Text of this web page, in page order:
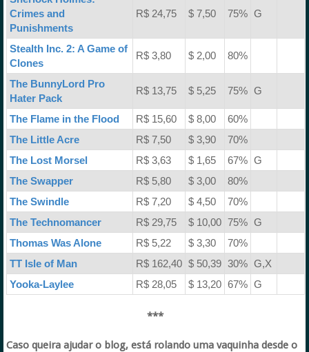
Crimes and
Punishments
R$ 24,75 $ 7,50 75% G
Stealth Inc. 2: A Game of
Clones
R$ 3,80 $ 2,00 80%
The BunnyLord Pro
Hater Pack
R$ 13,75 $ 5,25 75% G
The Flame in the Flood R$ 15,60 $ 8,00
60%
The Little Acre
R$ 7,50 $ 3,90
70%
The Lost Morsel
R$ 3,63 $ 1,65 67% G
The Swapper
R$ 5,80 $ 3,00
80%
The Swindle
R$ 7,20 $ 4,50
70%
The Technomancer
R$ 29,75 $ 10,00 75% G
Thomas Was Alone
R$ 5,22 $ 3,30
70%
TT Isle of Man
R$ 162,40 $ 50,39 30% G,X
Yooka-Laylee
R$ 28,05 $ 13,20 67% G
***
Caso queira ajudar o blog, está rolando uma vaquinha desde o